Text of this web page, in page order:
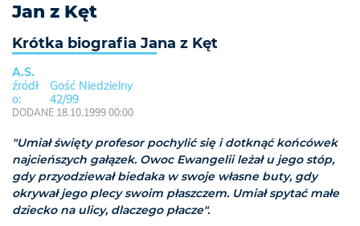
Jan z Kęt
Krótka biografia Jana z Kęt
A.S.
Gość Niedzielny
42/99
DODANE 18.10.1999 00:00
"Umiał święty profesor pochylić się i dotknąć końcówek
najcieńszych gałązek. Owoc Ewangelii leżał u jego stóp,
gdy przyodziewał biedaka w swoje własne buty, gdy
okrywał jego plecy swoim płaszczem. Umiał spytać małe
dziecko na ulicy, dlaczego płacze".